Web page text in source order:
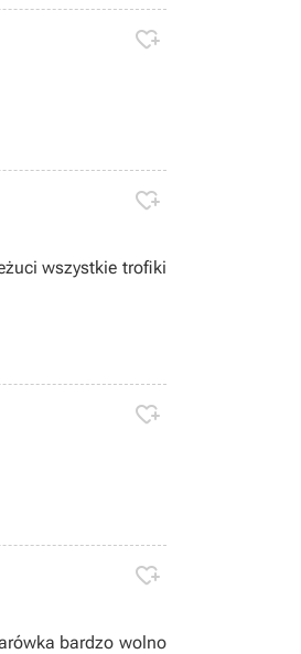


wszystkie trofiki


bardzo wolno